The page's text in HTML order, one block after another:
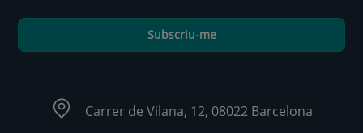
Subscriu-me
Carrer de Vilana, 12, 08022 Barcelona